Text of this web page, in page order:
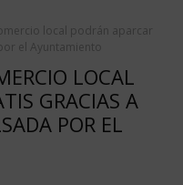
local podrán aparcar
el Ayuntamiento
LOCAL
GRACIAS A
POR EL